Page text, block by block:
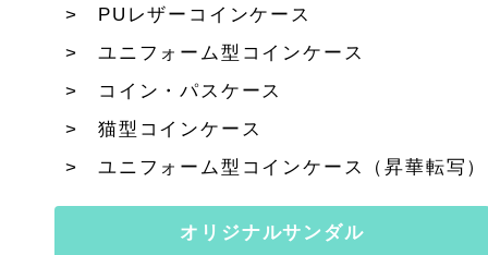
PUレザーコインケース
ユニフォーム型コインケース
コイン・パスケース
猫型コインケース
ユニフォーム型コインケース（昇華転写）
オリジナルサンダル